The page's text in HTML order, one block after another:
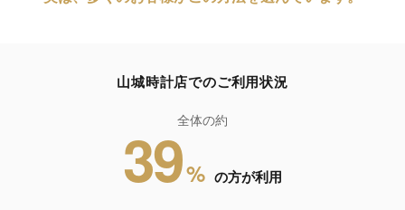
山城時計店でのご利用状況
全体の約
39% の方が利用